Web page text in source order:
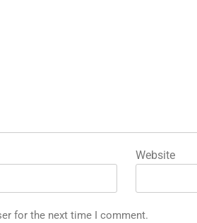
Website
for the next time I comment.